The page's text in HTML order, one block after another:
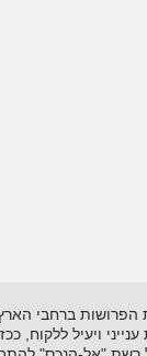
1995 ועוסקת בתיווך יזמות ושיווק נדל"ן על סוגיו
ויעיל ללקוח,